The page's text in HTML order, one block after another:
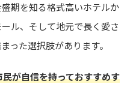
期を知る格式高いホテルか
ル、そして地元で長く愛さ
った選択肢があります。
民が自信を持っておすすめす